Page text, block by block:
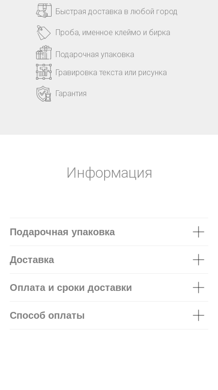
Быстрая доставка в любой город
Подарочная упаковка
Гравировка текста или рисунка
Проба, именное клеймо и бирка
Гарантия
Информация
Подарочная упаковка
Доставка
Оплата и сроки доставки
Способ оплаты